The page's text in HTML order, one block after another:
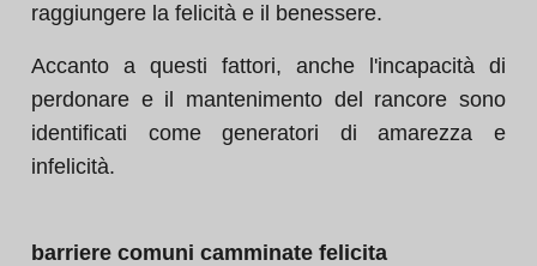
raggiungere la felicità e il benessere.
Accanto a questi fattori, anche l'incapacità di
perdonare e il mantenimento del rancore sono
identificati come generatori di amarezza e
infelicità.
barriere comuni camminate felicita